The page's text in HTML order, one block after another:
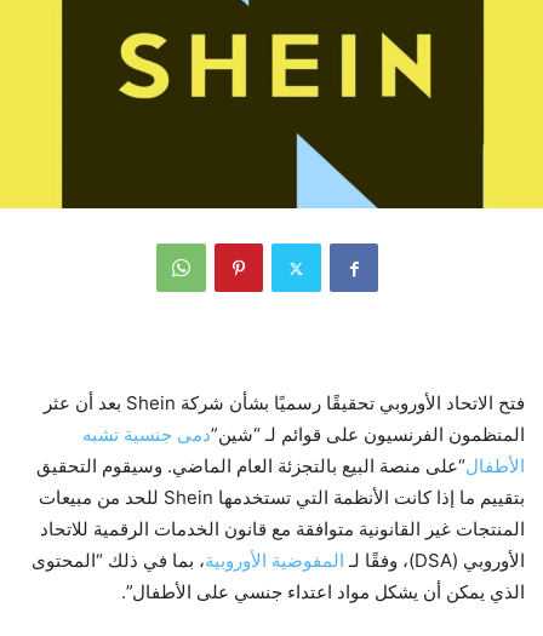
فتح الاتحاد الأوروبي تحقيقًا رسميًا بشأن شركة Shein بعد أن عثر
المنظمون الفرنسيون على قوائم لـ “شين”دمى جنسية تشبه
الأطفال“على منصة البيع بالتجزئة العام الماضي. وسيقوم التحقيق
بتقييم ما إذا كانت الأنظمة التي تستخدمها Shein للحد من مبيعات
المنتجات غير القانونية متوافقة مع قانون الخدمات الرقمية للاتحاد
الأوروبي (DSA)، وفقًا لـ
المفوضية الأوروبية، بما في ذلك “المحتوى
الذي يمكن أن يشكل مواد اعتداء جنسي على الأطفال”.